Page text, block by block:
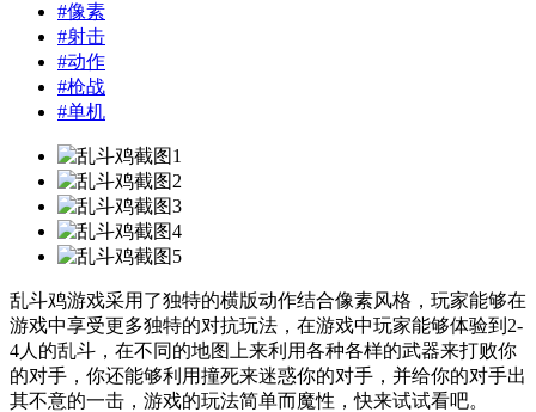
#像素
#射击
#动作
#枪战
#单机
乱斗鸡游戏采用了独特的横版动作结合像素风格，玩家能够在
游戏中享受更多独特的对抗玩法，在游戏中玩家能够体验到2-
4人的乱斗，在不同的地图上来利用各种各样的武器来打败你
的对手，你还能够利用撞死来迷惑你的对手，并给你的对手出
其不意的一击，游戏的玩法简单而魔性，快来试试看吧。